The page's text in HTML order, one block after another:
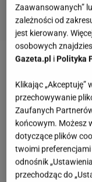
2 z 10
9. Anders
Anders Bardal -
Reprezentant
Świata w
świata w skokach
igrzysk
Zaawansowanych”
zależności od
jest kierowany.
osobowych
Gazeta.pl iPolityka
Klikając
przechowywanie
Zaufanych
końcowym. Możesz
dotyczące plików
twoimi
odnośnik
przechodząc do